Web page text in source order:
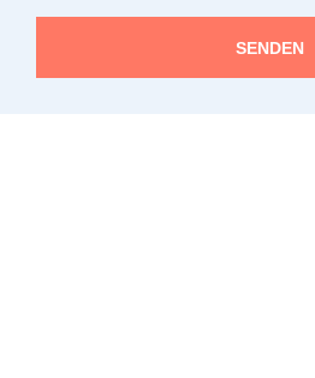
SENDEN
Bitte schicken Sie mir bis zum
Einwilligung den Newsletter